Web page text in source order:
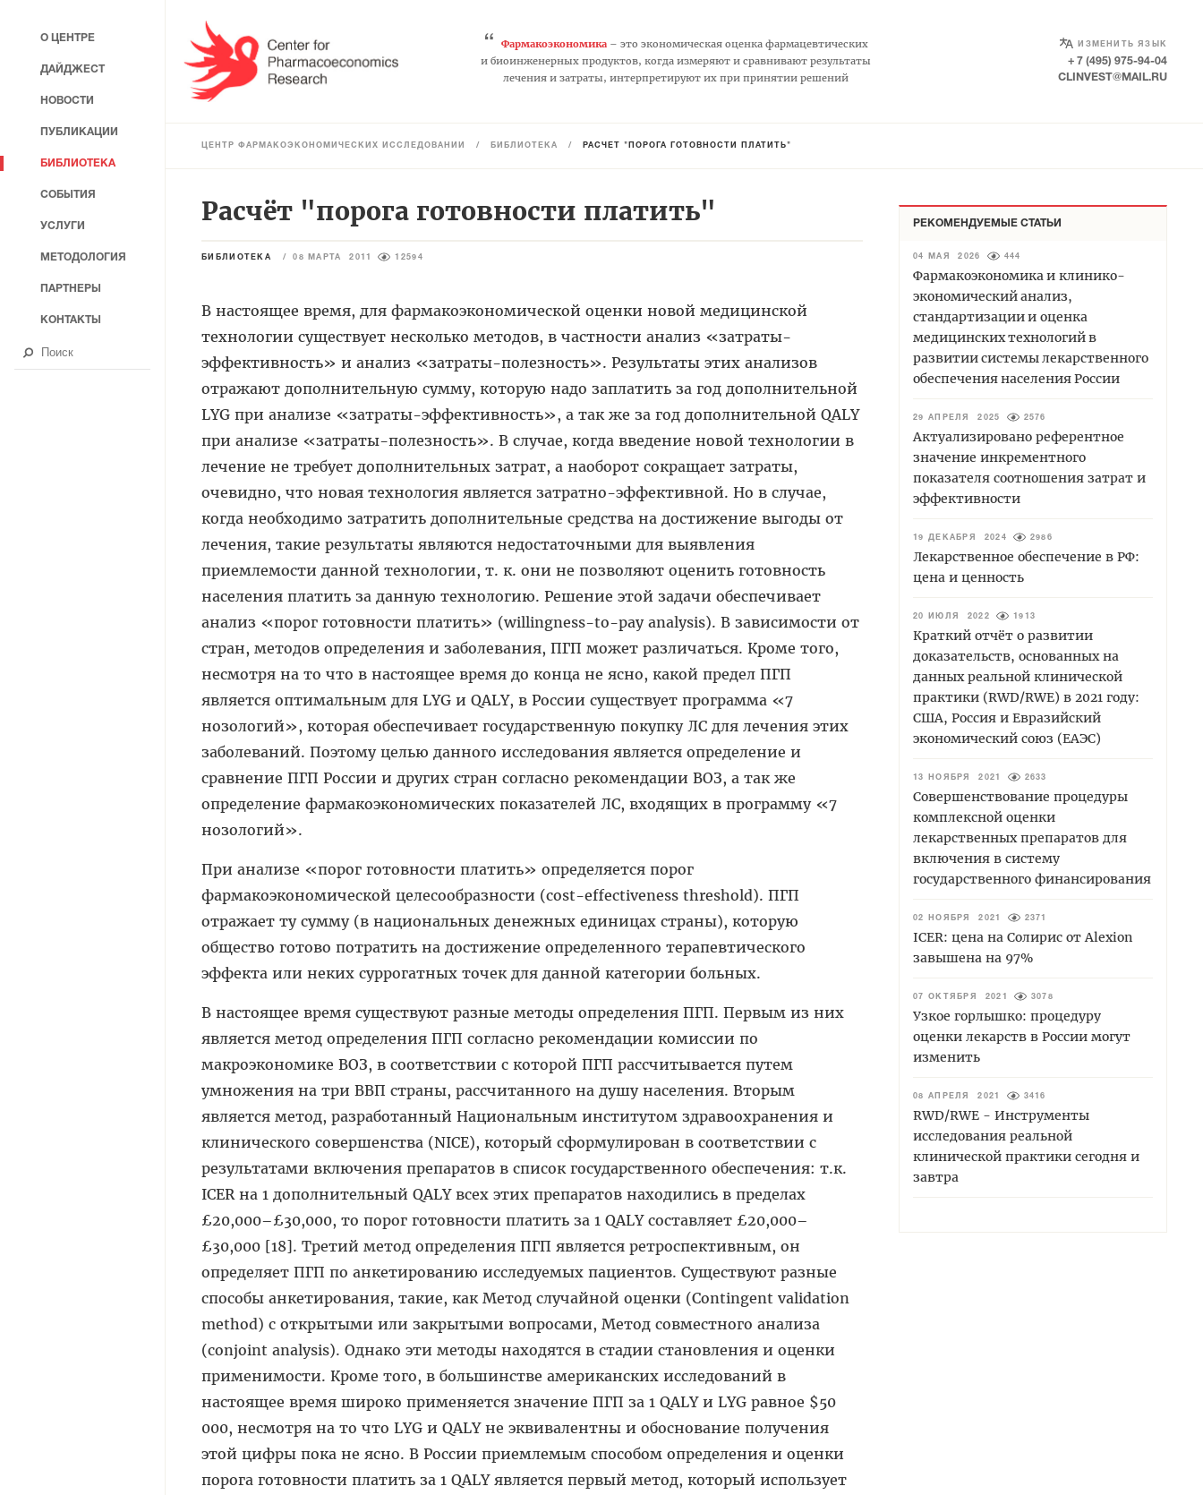
“ Фармакоэкономика– это экономическая оценка фармацевтических
и биоинженерных продуктов, когда измеряют и сравнивают результаты
лечения и затраты, интерпретируют их при принятии решений
ИЗМЕНИТЬ ЯЗЫК
SELECT LANGUAGE
+ 7 (495) 975-94-04
CLINVEST@MAIL.RU
ЦЕНТР ФАРМАКОЭКОНОМИЧЕСКИХ ИССЛЕДОВАНИЙ / БИБЛИОТЕКА / РАСЧЁТ "ПОРОГА ГОТОВНОСТИ ПЛАТИТЬ"
Расчёт "порога готовности платить"
БИБЛИОТЕКА / 08 МАРТА 2011 12594
В настоящее время, для фармакоэкономической оценки новой медицинской
технологии существует несколько методов, в част­ности анализ «затраты-
эффективность» и анализ «затраты-полезность». Результаты этих анализов
отражают дополнительную сумму, которую надо заплатить за год дополнительной
LYG при анализе «затраты-эффективность», а так же за год дополни­тельной QALY
при анализе «затраты-полезность». В случае, когда введение новой технологии в
лечение не требует дополнитель­ных затрат, а наоборот сокращает затраты,
очевидно, что новая технология является затратно-эффективной. Но в случае,
когда необходимо затратить дополнительные средства на достижение выгоды от
лечения, такие результаты являются недостаточными для выявления
приемлемости данной технологии, т. к. они не позволяют оценить готовность
населения платить за данную техноло­гию. Решение этой задачи обеспечивает
анализ «порог готовности платить» (willingness-to-pay analysis). В зависимости от
стран, ме­тодов определения и заболевания, ПГП может различаться. Кроме того,
несмотря на то что в настоящее время до конца не ясно, ка­кой предел ПГП
является оптимальным для LYG и QALY, в России существует программа «7
нозологий», которая обеспечивает госу­дарственную покупку ЛС для лечения этих
заболеваний. Поэтому целью данного исследования является определение и
сравнение ПГП России и других стран согласно рекомендации ВОЗ, а так же
определение фармакоэкономических показателей ЛС, входящих в программу «7
нозологий».
При анализе «порог готовности платить» определяется порог
фармакоэкономической целесообразности (cost-effectiveness threshold). ПГП
отражает ту сумму (в национальных денежных единицах страны), которую
общество готово потратить на дости­жение определенного терапевтического
эффекта или неких сур­рогатных точек для данной категории больных.
В настоящее время существуют разные методы определения ПГП. Первым из них
является метод определения ПГП согласно рекомендации комиссии по
макроэкономике ВОЗ, в соответствии с которой ПГП рассчитывается путем
умножения на три ВВП стра­ны, рассчитанного на душу населения. Вторым
является ме­тод, разработанный Национальным институтом здравоохранения и
клинического совершенства (NICE), который сформулирован в соответствии с
результатами включения препаратов в список го­сударственного обеспечения: т.к.
ICER на 1 дополнительный QALY всех этих препаратов находились в пределах
£20,000–£30,000, то порог готовности платить за 1 QALY составляет £20,000–
£30,000 [18]. Третий метод определения ПГП является ретроспективным, он
определяет ПГП по анкетированию исследуемых пациентов. Существуют разные
способы анкетирования, такие, как Метод случайной оценки (Сontingent validation
method) с открытыми или закрытыми вопросами, Метод совместного анализа
(conjoint analysis). Однако эти методы находятся в стадии становления и оценки
применимости. Кроме того, в большинстве американских исследований в
настоящее время широко применяется значение ПГП за 1 QALY и LYG равное $50
000, несмотря на то что LYG и QALY не эквивалентны и обоснование получения
этой цифры пока не ясно. В России приемлемым способом определения и оцен­ки
порога готовности платить за 1 QALY является первый метод, который использует
РЕКОМЕНДУЕМЫЕ СТАТЬИ
04 МАЯ 2026 444
Фармакоэкономика и клинико-
экономический анализ,
стандартизации и оценка
медицинских технологий в
развитии системы лекарственного
обеспечения населения России
29 АПРЕЛЯ 2025 2576
Актуализировано референтное
значение инкрементного
показателя соотношения затрат и
эффективности
19 ДЕКАБРЯ 2024 2986
Лекарственное обеспечение в РФ:
цена и ценность
20 ИЮЛЯ 2022 1913
Краткий отчёт о развитии
доказательств, основанных на
данных реальной клинической
практики (RWD/RWE) в 2021 году:
США, Россия и Евразийский
экономический союз (ЕАЭС)
13 НОЯБРЯ 2021 2633
Совершенствование процедуры
комплексной оценки
лекарственных препаратов для
включения в систему
государственного финансирования
02 НОЯБРЯ 2021 2371
ICER: цена на Солирис от Alexion
завышена на 97%
07 ОКТЯБРЯ 2021 3078
Узкое горлышко: процедуру
оценки лекарств в России могут
изменить
08 АПРЕЛЯ 2021 3416
RWD/RWE - Инструменты
исследования реальной
клинической практики сегодня и
завтра
О ЦЕНТРЕ
ДАЙДЖЕСТ
НОВОСТИ
ПУБЛИКАЦИИ
БИБЛИОТЕКА
СОБЫТИЯ
УСЛУГИ
МЕТОДОЛОГИЯ
ПАРТНЕРЫ
КОНТАКТЫ